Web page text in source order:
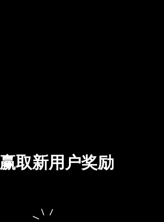
赢取新用户奖励